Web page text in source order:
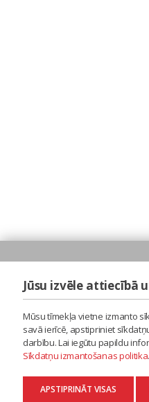
Jūsu izvēle attiecībā
Mūsu tīmekļa vietne izmanto
savā ierīcē, apstipriniet
darbību. Lai iegūtu papildu
Sīkdatņu izmantošanas politika.
APSTIPRINĀT VISAS